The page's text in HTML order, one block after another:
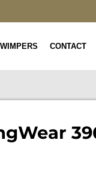
WIMPERS CONTACT